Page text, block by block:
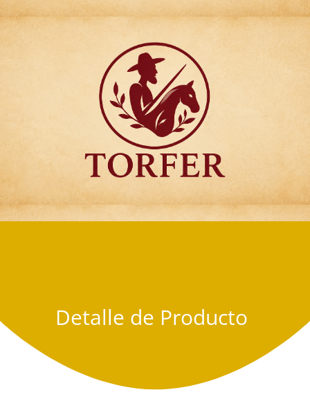
Articulos para
Regalo Torfer.
Detalle de Producto